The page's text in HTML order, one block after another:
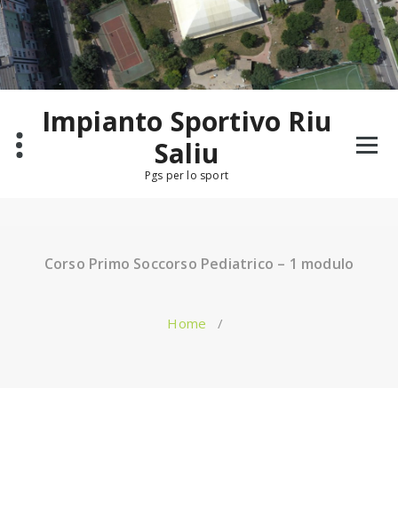
Salta
al
contenuto
Impianto Sportivo Riu
Saliu
Pgs per lo sport
Corso Primo Soccorso Pediatrico – 1 modulo
Home /